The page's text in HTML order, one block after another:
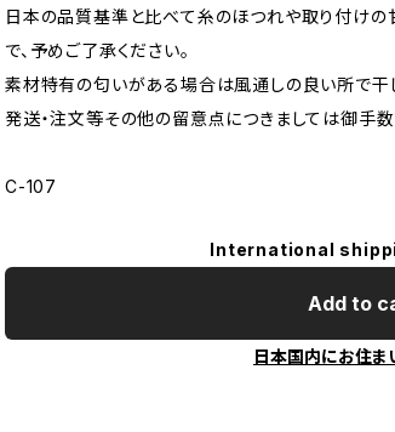
日本の品質基準と比べて糸のほつれや取り付け
で、予めご了承ください。
素材特有の匂いがある場合は風通しの良い所で干
発送・注文等その他の留意点につきましては御手
C-107
International
Add to
日本国内にお住ま